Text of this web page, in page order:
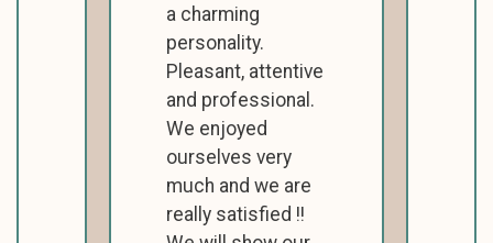
a charming
personality.
Pleasant, attentive
and professional.
We enjoyed
ourselves very
much and we are
really satisfied !!